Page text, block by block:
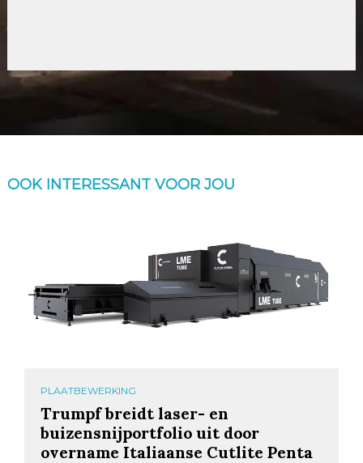
OOK INTERESSANT VOOR JOU
PLAATBEWERKING
Trumpf breidt laser- en
buizensnijportfolio uit door
overname Italiaanse Cutlite Penta